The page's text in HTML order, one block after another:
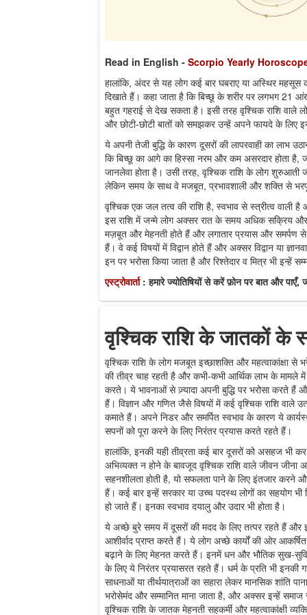
Read in English - Scorpio Yearly
हालांकि, अंदर से यह लोग कई बार घबराए या अस्थिर
दिखाते हैं। कहा जाता है कि बिच्छू के शरीर पर लगभग
बहुत गहराई से देख सकता है। इसी तरह वृश्चिक राशि वाले
और छोटी-छोटी बातों को समझकर उन्हें अपने फायदे के लिए
ये अपनी तेजी बुद्धि के कारण दूसरों की लापरवाही का लाभ
कि बिच्छू का आगे का हिस्सा नरम और कम असरदार होता
जानलेवा होता है। उसी तरह, वृश्चिक राशि के लोग शुरुआती
लेकिन समय के साथ वे मजबूत, प्रभावशाली और शक्ति से
वृश्चिक एक जल तत्व की राशि है, स्वभाव से स्त्रीत्व वाली है
इस राशि में जन्मे लोग अक्सर रात के समय अधिक सक्रिय और
मज़बूत और मेहनती होते हैं और लगातार प्रयास और समर्पण
हैं। वे कई विषयों में विद्वान होते हैं और अक्सर विद्वान या
इन पर भरोसा किया जाता है और रिश्तेदार व मित्र भी इन्हें
एस्ट्रोवार्ता : हमारे ज्योतिषियों से करें फ़ोन पर बात और
वृश्चिक राशि के जातकों के
वृश्चिक राशि के लोग मजबूत इच्छाशक्ति और महत्वाकांक्षा से
की तीव्र चाह रहती है और कभी-कभी आर्थिक लाभ के मामले
करते। ये भावनाओं से ज़्यादा अपनी बुद्धि पर भरोसा करते हैं
हैं। विज्ञान और गणित जैसे विषयों में कई वृश्चिक राशि वाले
कमाते हैं। अपने निडर और समर्पित स्वभाव के कारण ये
सपनों को पूरा करने के लिए निरंतर प्रयास करते रहते हैं।
हालांकि, इनकी यही तीव्रता कई बार दूसरों को असहज भी
अभिव्यक्त न होने के बावजूद वृश्चिक राशि वाले जीवन
सहनशीलता होती है, यो सफलता पाने के लिए इंतजार करने
हैं। कई बार इन्हें सरकार या उच्च पदस्थ लोगों का सहयोग
हो जाते हैं। इनका स्वभाव दयालु और उदार भी होता है।
ये अच्छे बुरे समय में दूसरों की मदद के लिए तत्पर रहते हैं और
आशीर्वाद प्राप्त करते हैं। ये लोग अच्छे कार्यों की ओर
बढ़ाने के लिए मेहनत करते हैं। इनमें धन और भौतिक सुख-
के लिए ये निरंतर प्रयासरत रहते हैं। धर्म के प्रति भी इनकी
साधनाओं या तीर्थयात्राओं का सहारा लेकर मानसिक शांति
भरोसेमंद और सम्मानित माना जाता है, और अक्सर इन्हें
वृश्चिक राशि के जातक मेहनती सहकर्मी और महत्वाकांक्षी